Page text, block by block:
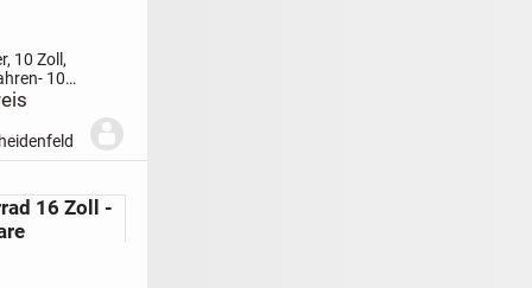
10 Zoll,
10
Unverbindliche...
16 Zoll -